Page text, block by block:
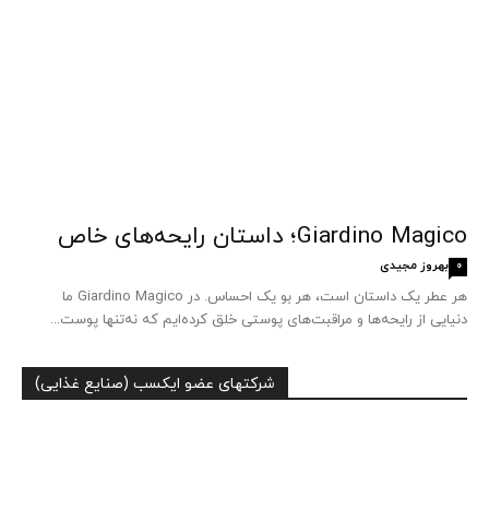
Giardino Magico؛ داستان رایحه‌های خاص
بهروز مجیدی 0
هر عطر یک داستان است، هر بو یک احساس. در Giardino Magico ما
دنیایی از رایحه‌ها و مراقبت‌های پوستی خلق کرده‌ایم که نه‌تنها پوست...
شرکتهای عضو ایکسب (صنایع غذایی)